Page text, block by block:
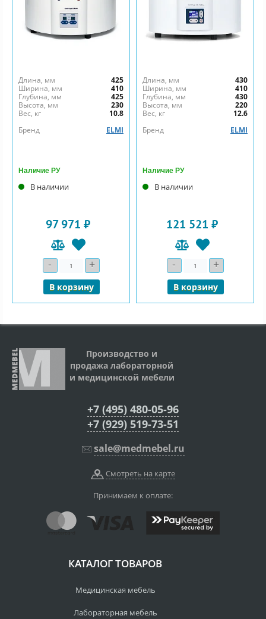
Длина, мм
425
Ширина, мм
410
Глубина, мм
425
Высота, мм
230
Вес, кг
10.8
Бренд
ELMI
Наличие РУ
В наличии
97 971 ₽
- Количество+
В корзину
Длина, мм
430
Ширина, мм
410
Глубина, мм
430
Высота, мм
220
Вес, кг
12.6
Бренд
ELMI
Наличие РУ
В наличии
121 521 ₽
- Количество+
В корзину
Производство и
продажа лабораторной
и медицинской мебели
+7 (495) 480-05-96
+7 (929) 519-73-51
sale@medmebel.ru
Смотреть на карте
Принимаем к оплате:
КАТАЛОГ ТОВАРОВ
Медицинская мебель
Лабораторная мебель